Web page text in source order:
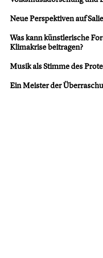
Neue Perspektiven auf
Was kann künstlerische
Klimakrise beitragen?
Musik als Stimme des
Ein Meister der